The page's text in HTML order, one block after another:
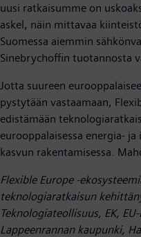
uusi ratkaisumme on
askel, näin mittavaa
Suomessa aiemmin
Sinebrychoffin tuotannosta
Jotta suureen
pystytään vastaamaan,
edistämään
eurooppalaisessa energia-
kasvun rakentamisessa.
Flexible Europe -
teknologiaratkaisun
Teknologiateollisuus, EK,
Lappeenrannan kaupunki,